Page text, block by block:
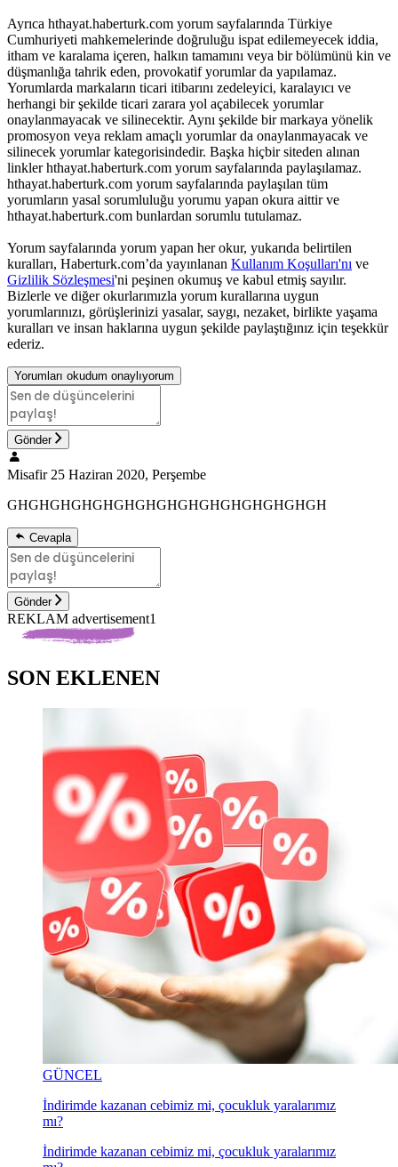
Ayrıca hthayat.haberturk.com yorum sayfalarında Türkiye
Cumhuriyeti mahkemelerinde doğruluğu ispat edilemeyecek iddia,
itham ve karalama içeren, halkın tamamını veya bir bölümünü kin ve
düşmanlığa tahrik eden, provokatif yorumlar da yapılamaz.
Yorumlarda markaların ticari itibarını zedeleyici, karalayıcı ve
herhangi bir şekilde ticari zarara yol açabilecek yorumlar
onaylanmayacak ve silinecektir. Aynı şekilde bir markaya yönelik
promosyon veya reklam amaçlı yorumlar da onaylanmayacak ve
silinecek yorumlar kategorisindedir. Başka hiçbir siteden alınan
linkler hthayat.haberturk.com yorum sayfalarında paylaşılamaz.
hthayat.haberturk.com yorum sayfalarında paylaşılan tüm
yorumların yasal sorumluluğu yorumu yapan okura aittir ve
hthayat.haberturk.com bunlardan sorumlu tutulamaz.
Yorum sayfalarında yorum yapan her okur, yukarıda belirtilen
kuralları, Haberturk.com’da yayınlanan Kullanım Koşulları'nı ve
Gizlilik Sözleşmesi'ni peşinen okumuş ve kabul etmiş sayılır.
Bizlerle ve diğer okurlarımızla yorum kurallarına uygun
yorumlarınızı, görüşlerinizi yasalar, saygı, nezaket, birlikte yaşama
kuralları ve insan haklarına uygun şekilde paylaştığınız için teşekkür
ederiz.
Yorumları okudum onaylıyorum
Gönder
Misafir 25 Haziran 2020, Perşembe
GHGHGHGHGHGHGHGHGHGHGHGHGHGHGH
Cevapla
Gönder
REKLAM advertisement1
SON EKLENEN
GÜNCEL
İndirimde kazanan cebimiz mi, çocukluk yaralarımız
mı?
İndirimde kazanan cebimiz mi, çocukluk yaralarımız